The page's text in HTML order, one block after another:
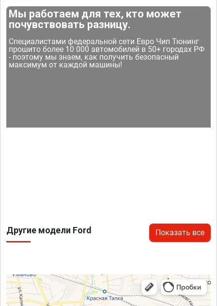
Мы работаем для тех, кто может
почувствовать разницу.
Специалистами федеральной сети Евро Чип Тюнинг
прошито более 10 000 автомобилей в 50+ городах РФ
- поэтому мы знаем, как получить безопасный
максимум от каждой машины!
Другие модели Ford Показать все